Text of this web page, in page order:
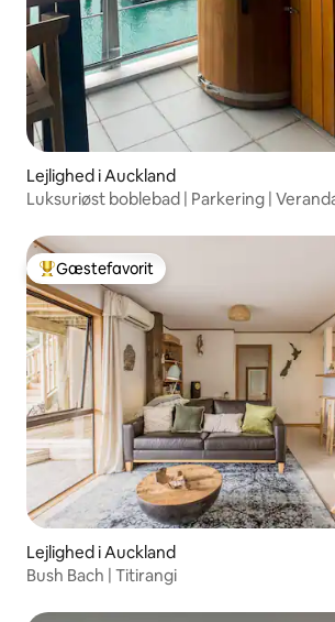
Lejlighed i Auckland
Luksuriøst boblebad | Parkering |
Bedste gæstefavorit
Gæstefavorit
Lejlighed i Auckland
Bush Bach | Titirangi